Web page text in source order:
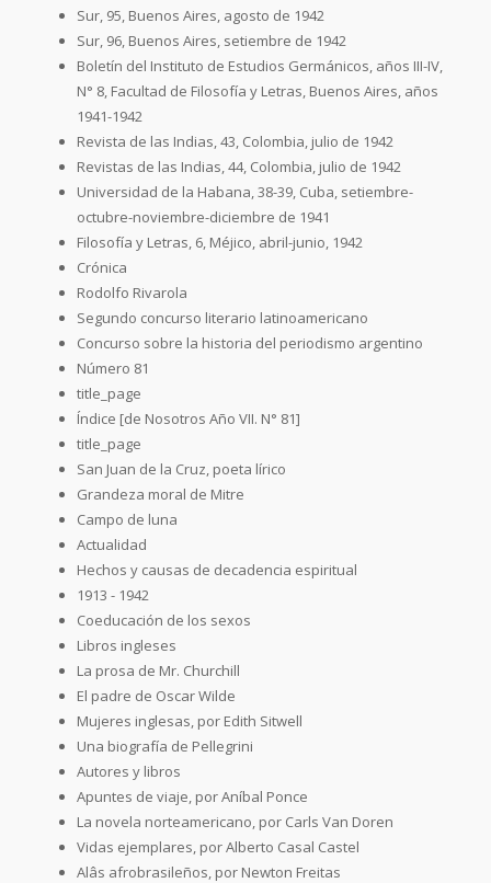
Sur, 95, Buenos Aires, agosto de 1942
Sur, 96, Buenos Aires, setiembre de 1942
Boletín del Instituto de Estudios Germánicos, años III-IV,
N° 8, Facultad de Filosofía y Letras, Buenos Aires, años
1941-1942
Revista de las Indias, 43, Colombia, julio de 1942
Revistas de las Indias, 44, Colombia, julio de 1942
Universidad de la Habana, 38-39, Cuba, setiembre-
octubre-noviembre-diciembre de 1941
Filosofía y Letras, 6, Méjico, abril-junio, 1942
Crónica
Rodolfo Rivarola
Segundo concurso literario latinoamericano
Concurso sobre la historia del periodismo argentino
Número 81
title_page
Índice [de Nosotros Año VII. N° 81]
title_page
San Juan de la Cruz, poeta lírico
Grandeza moral de Mitre
Campo de luna
Actualidad
Hechos y causas de decadencia espiritual
1913 - 1942
Coeducación de los sexos
Libros ingleses
La prosa de Mr. Churchill
El padre de Oscar Wilde
Mujeres inglesas, por Edith Sitwell
Una biografía de Pellegrini
Autores y libros
Apuntes de viaje, por Aníbal Ponce
La novela norteamericano, por Carls Van Doren
Vidas ejemplares, por Alberto Casal Castel
Alâs afrobrasileños, por Newton Freitas